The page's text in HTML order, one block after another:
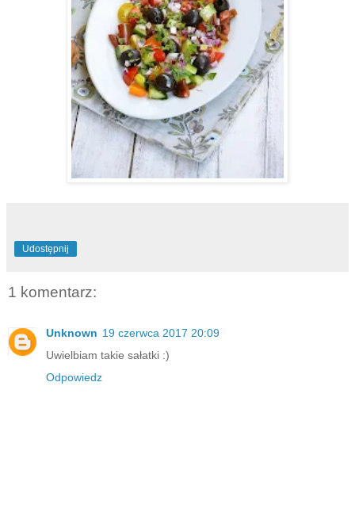
Udostępnij
1 komentarz:
Unknown 19 czerwca 2017 20:09
Uwielbiam takie sałatki :)
Odpowiedz